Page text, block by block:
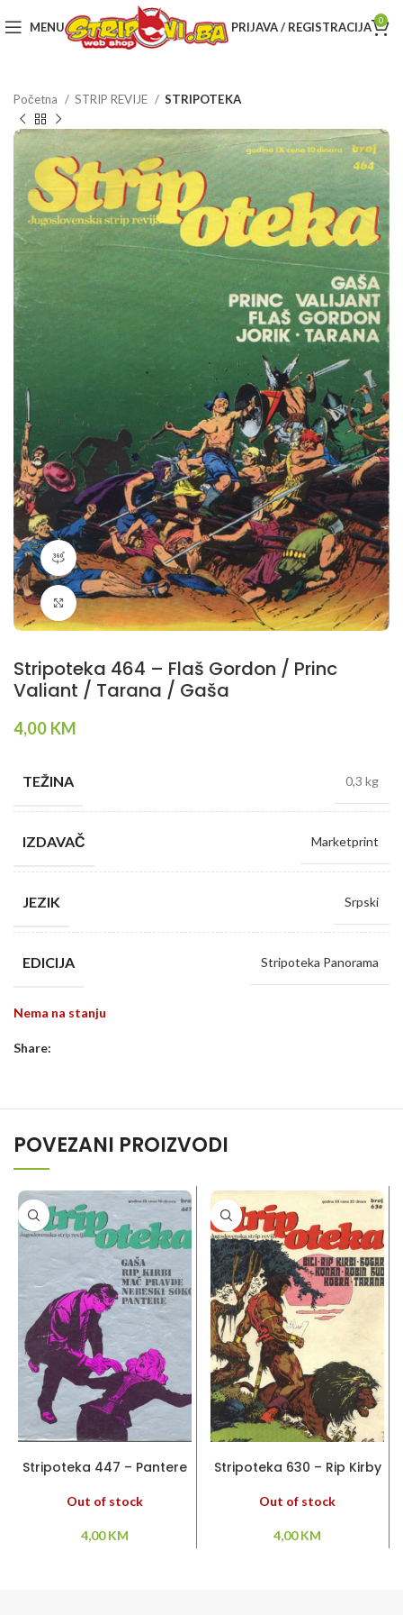
MENU PRIJAVA / REGISTRACIJA 0
Početna STRIP REVIJE STRIPOTEKA
360 product view
Klikni da povečaš
Stripoteka 464 – Flaš Gordon / Princ
Valiant / Tarana / Gaša
4,00 KM
TEŽINA 0,3 kg
IZDAVAČ Marketprint
JEZIK Srpski
EDICIJA Stripoteka Panorama
Nema na stanju
Share:
POVEZANI PROIZVODI
Stripoteka 447 – Pantere
Out of stock
4,00KM
Stripoteka 630 – Rip Kirby
Kobra / Tarana
Out of stock
4,00KM